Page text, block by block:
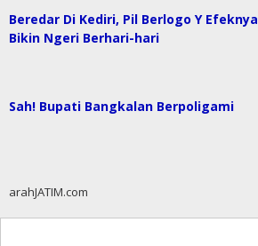
Beredar Di Kediri, Pil Berlogo Y Efeknya
Bikin Ngeri Berhari-hari
Sah! Bupati Bangkalan Berpoligami
arahJATIM.com